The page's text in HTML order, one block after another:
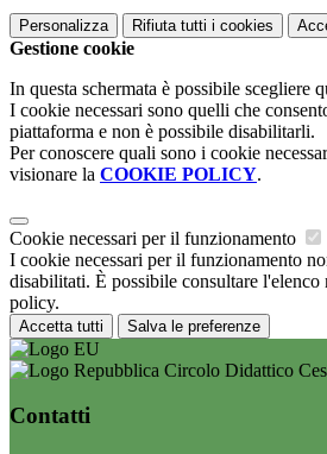
Personalizza Rifiuta tutti i cookies
Gestione cookie
In questa schermata è possibile scegliere
I cookie necessari sono quelli che
piattaforma e non è possibile disabilitarli.
Per conoscere quali sono i cookie
visionare la COOKIE POLICY.
Cookie necessari per il funzionamento
I cookie necessari per il funzionamento
disabilitati. È possibile consultare
policy.
Accetta tutti Salva le preferenze
Circolo Didattico
Contatti